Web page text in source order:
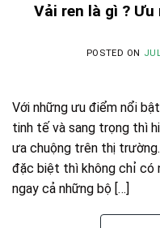
Vải ren là gì ?
POSTED ON
Với những ưu điểm nổi
tinh tế và sang trọng thì
ưa chuộng trên thị
đặc biệt thì không chỉ có
ngay cả những bộ […]